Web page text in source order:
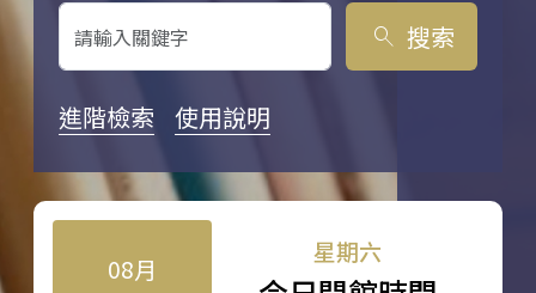
search 搜索
進階檢索 使用說明
08月
星期六